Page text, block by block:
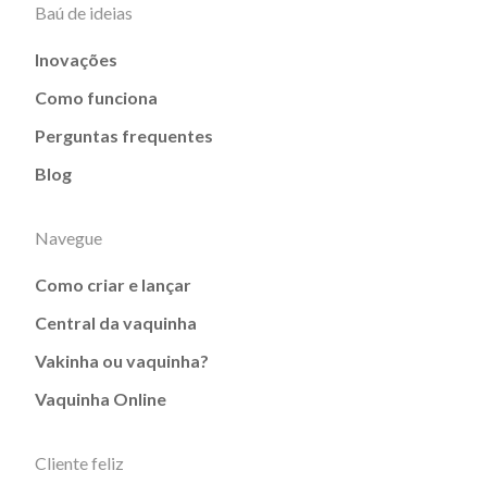
Baú de ideias
Inovações
Como funciona
Perguntas frequentes
Blog
Navegue
Como criar e lançar
Central da vaquinha
Vakinha ou vaquinha?
Vaquinha Online
Cliente feliz